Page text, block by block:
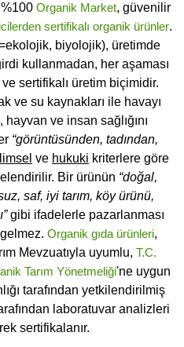
%100 Organik Market, güvenilir
sertifikalı organik ürünler.
biyolojik), üretimde
kullanmadan, her aşaması
sertifikalı üretim biçimidir.
ve su kaynakları ile havayı
ve insan sağlığını
“görüntüsünden, tadından,
ve hukuki kriterlere göre
Bir ürünün “doğal,
saf, iyi tarım, köy ürünü,
gibi ifadelerle pazarlanması
Organik gıda ürünleri,
Mevzuatıyla uyumlu, T.C.
Tarım Yönetmeliği'ne uygun
tarafından yetkilendirilmiş
laboratuvar analizleri
sertifikalanır.